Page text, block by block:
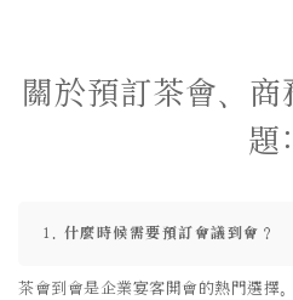
關於預訂茶會、
題:
1. 什麼時候需要預訂會議到會？
茶會到會是企業宴客開會的熱門選擇